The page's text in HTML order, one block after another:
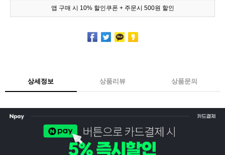
앱 구매 시 10% 할인쿠폰 + 주문시 500원 할인
상세정보 상품리뷰 상품문의